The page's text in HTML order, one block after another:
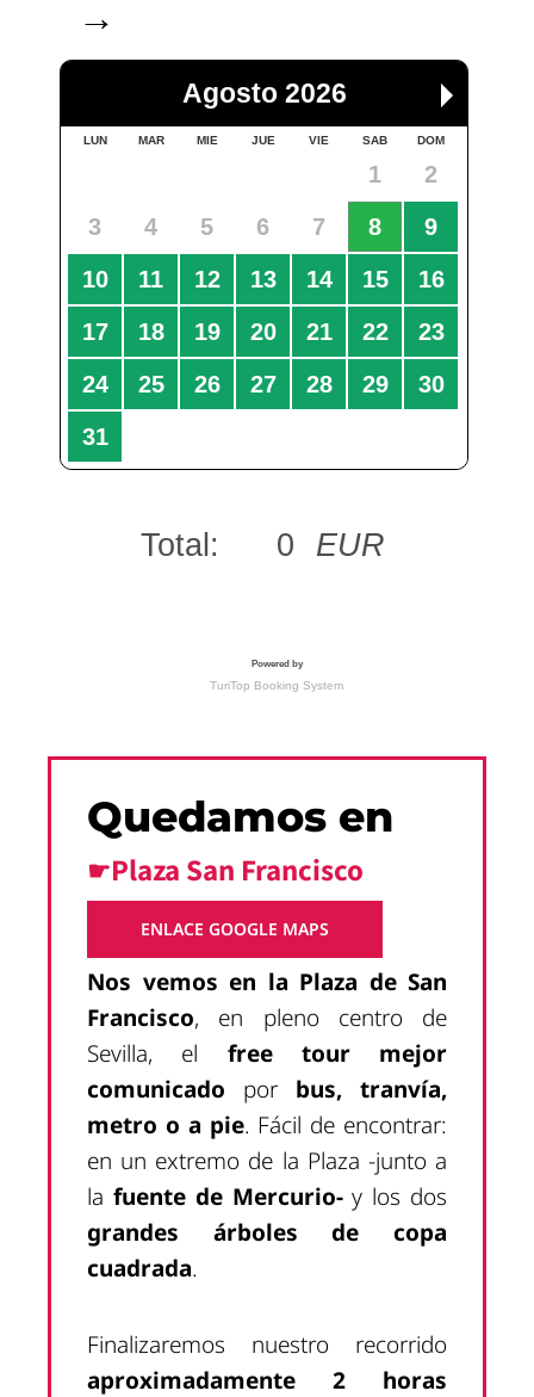
Quedamos en
☛Plaza San Francisco
ENLACE GOOGLE MAPS
Nos vemos en la Plaza de San
Francisco, en pleno centro de
Sevilla, el free tour mejor
comunicado por bus, tranvía,
metro o a pie. Fácil de encontrar:
en un extremo de la Plaza -junto a
la fuente de Mercurio-y los dos
grandes árboles de copa
cuadrada.
Finalizaremos nuestro recorrido
aproximadamente 2 horas